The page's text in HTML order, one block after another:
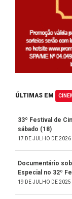
ÚLTIMAS EM
33º Festival de
sábado (18)
17 DE JULHO DE 2026
Documentário
Especial no 32º
19 DE JULHO DE 2025